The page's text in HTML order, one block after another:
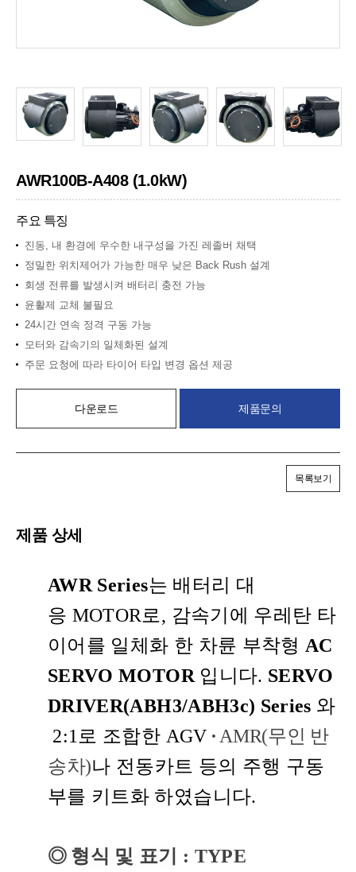
AWR100B-A408 (1.0kW)
주요 특징
진동, 내 환경에 우수한 내구성을 가진 레졸버 채택
정밀한 위치제어가 가능한 매우 낮은 Back Rush 설계
회생 전류를 발생시켜 배터리 충전 가능
윤활제 교체 불필요
24시간 연속 정격 구동 가능
모터와 감속기의 일체화된 설계
주문 요청에 따라 타이어 타입 변경 옵션 제공
다운로드 제품문의
목록보기
제품 상세
AWR Series는 배터리 대
응 MOTOR 로 , 감속기에 우레탄 타
이어를 일체화 한 차륜 부착형 AC
SERVO MOTOR 입니다. SERVO
DRIVER(ABH3/ABH3c) Series 와
2:1로 조합한 AGV · AMR(무인 반
송차)나 전동카트 등의 주행 구동
부를 키트화 하였습니다.
◎ 형식 및 표기 : TYPE